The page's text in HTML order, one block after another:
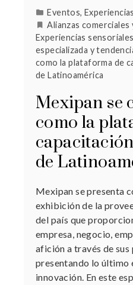
Eventos,
Alianzas
Experiencias
especializada y
como la plataforma de
de Latinoamérica
Mexipan se
como la
de
Mexipan se presenta
exhibición de la
del país que
empresa, negocio,
afición a través de
presentando lo último
innovación. En este